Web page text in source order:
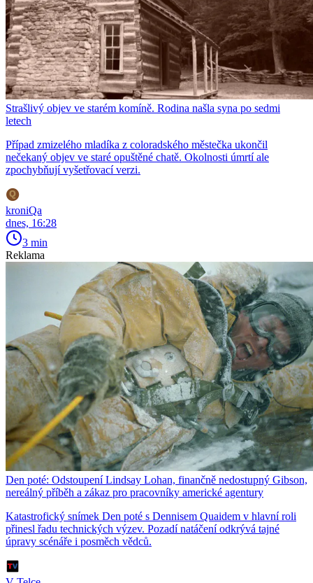
Strašlivý objev ve starém komíně. Rodina našla syna po sedmi
letech
Případ zmizelého mladíka z coloradského městečka ukončil
nečekaný objev ve staré opuštěné chatě. Okolnosti úmrtí ale
zpochybňují vyšetřovací verzi.
kroniQa
dnes, 16:28
3 min
Reklama
Den poté: Odstoupení Lindsay Lohan, finančně nedostupný Gibson,
nereálný příběh a zákaz pro pracovníky americké agentury
Katastrofický snímek Den poté s Dennisem Quaidem v hlavní roli
přinesl řadu technických výzev. Pozadí natáčení odkrývá tajné
úpravy scénáře i posměch vědců.